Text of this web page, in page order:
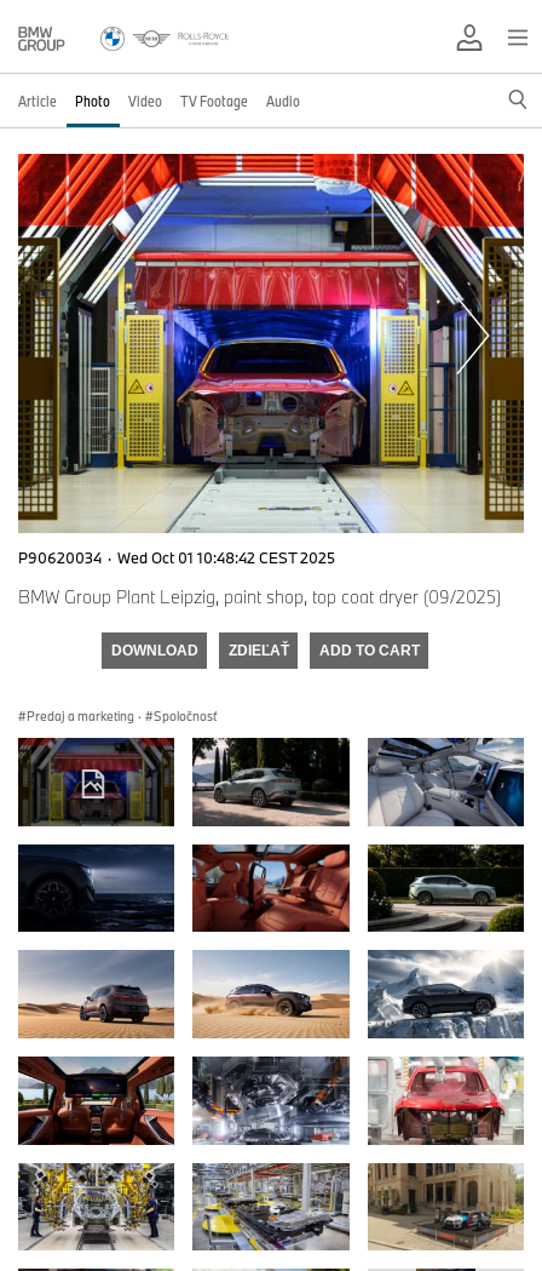
Article Photo Video TV Footage Audio
P90620034 · Wed Oct 01 10:48:42 CEST 2025
BMW Group Plant Leipzig, paint shop, top coat dryer (09/2025)
DOWNLOAD ZDIEĽAŤ ADD TO CART
Predaj a marketing · Spoločnosť